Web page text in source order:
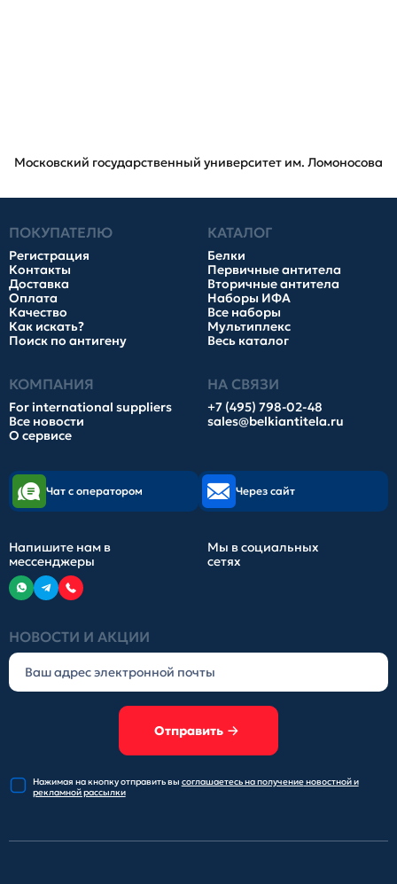
Московский государственный университет им. Ломоносова
ПОКУПАТЕЛЮ
Регистрация
Контакты
Доставка
Оплата
Качество
Как искать?
Поиск по антигену
КАТАЛОГ
Белки
Первичные антитела
Вторичные антитела
Наборы ИФА
Все наборы
Мультиплекс
Весь каталог
КОМПАНИЯ
For international suppliers
Все новости
О сервисе
НА СВЯЗИ
+7 (495) 798-02-48
sales@belkiantitela.ru
НОВОСТИ И АКЦИИ
Отправить
Нажимая на кнопку отправитьвы соглашаетесь на получениеновостной и
рекламной рассылки
Чат с оператором Через сайт
Напишите нам в
мессенджеры
Мы в социальных
сетях